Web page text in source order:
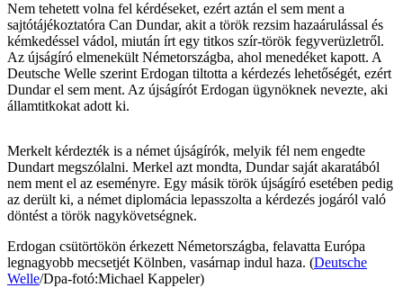
Nem tehetett volna fel kérdéseket, ezért aztán el sem ment a
sajtótájékoztatóra Can Dundar, akit a török rezsim hazaárulással és
kémkedéssel vádol, miután írt egy titkos szír-török fegyverüzletről.
Az újságíró elmenekült Németországba, ahol menedéket kapott. A
Deutsche Welle szerint Erdogan tiltotta a kérdezés lehetőségét, ezért
Dundar el sem ment. Az újságírót Erdogan ügynöknek nevezte, aki
államtitkokat adott ki.
Merkelt kérdezték is a német újságírók, melyik fél nem engedte
Dundart megszólalni. Merkel azt mondta, Dundar saját akaratából
nem ment el az eseményre. Egy másik török újságíró esetében pedig
az derült ki, a német diplomácia lepasszolta a kérdezés jogáról való
döntést a török nagykövetségnek.
Erdogan csütörtökön érkezett Németországba, felavatta Európa
legnagyobb mecsetjét Kölnben, vasárnap indul haza. (Deutsche
Welle/Dpa-fotó:Michael Kappeler)